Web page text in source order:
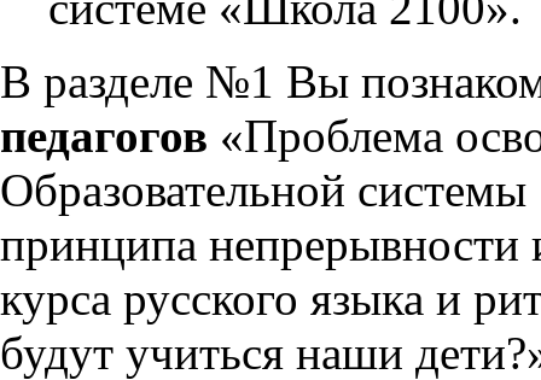
В разделе №1 Вы
педагогов «Проблема
Образовательной
принципа непрерывности
курса русского языка и
будут учиться наши